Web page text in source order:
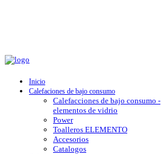
Inicio
Calefaciones de bajo consumo
Calefacciones de bajo consumo -
elementos de vidrio
Power
Toalleros ELEMENTO
Accesorios
Catalogos